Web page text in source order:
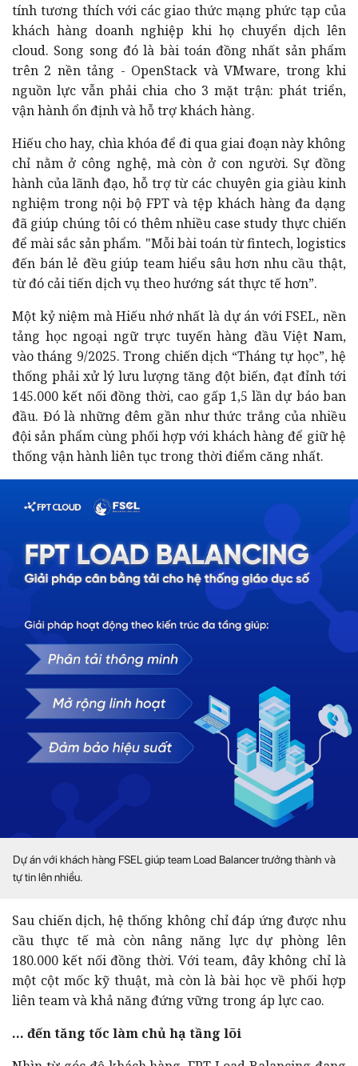
tính tương thích với các giao thức mạng phức tạp của
khách hàng doanh nghiệp khi họ chuyển dịch lên
cloud. Song song đó là bài toán đồng nhất sản phẩm
trên 2 nền tảng - OpenStack và VMware, trong khi
nguồn lực vẫn phải chia cho 3 mặt trận: phát triển,
vận hành ổn định và hỗ trợ khách hàng.
Hiếu cho hay, chìa khóa để đi qua giai đoạn này không
chỉ nằm ở công nghệ, mà còn ở con người. Sự đồng
hành của lãnh đạo, hỗ trợ từ các chuyên gia giàu kinh
nghiệm trong nội bộ FPT và tệp khách hàng đa dạng
đã giúp chúng tôi có thêm nhiều case study thực chiến
để mài sắc sản phẩm. "Mỗi bài toán từ fintech, logistics
đến bán lẻ đều giúp team hiểu sâu hơn nhu cầu thật,
từ đó cải tiến dịch vụ theo hướng sát thực tế hơn”.
Một kỷ niệm mà Hiếu nhớ nhất là dự án với FSEL, nền
tảng học ngoại ngữ trực tuyến hàng đầu Việt Nam,
vào tháng 9/2025. Trong chiến dịch “Tháng tự học”, hệ
thống phải xử lý lưu lượng tăng đột biến, đạt đỉnh tới
145.000 kết nối đồng thời, cao gấp 1,5 lần dự báo ban
đầu. Đó là những đêm gần như thức trắng của nhiều
đội sản phẩm cùng phối hợp với khách hàng để giữ hệ
thống vận hành liên tục trong thời điểm căng nhất.
Dự án với khách hàng FSEL giúp team Load Balancer trưởng thành và
tự tin lên nhiều.
Sau chiến dịch, hệ thống không chỉ đáp ứng được nhu
cầu thực tế mà còn nâng năng lực dự phòng lên
180.000 kết nối đồng thời. Với team, đây không chỉ là
một cột mốc kỹ thuật, mà còn là bài học về phối hợp
liên team và khả năng đứng vững trong áp lực cao.
… đến tăng tốc làm chủ hạ tầng lõi